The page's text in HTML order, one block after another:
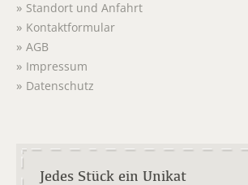
Standort und Anfahrt
Kontaktformular
AGB
Impressum
Datenschutz
Jedes Stück ein Unikat